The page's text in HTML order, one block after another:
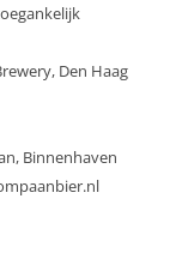
Den Haag
Binnenhaven